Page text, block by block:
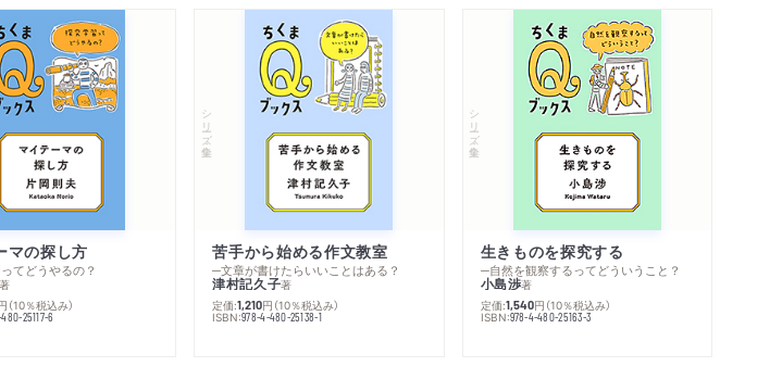
マの探し方
てどうやるの？
著
（10％税込み）
25117-6
シリーズ・全集
苦手から始める作文教室
─文章が書けたらいいことはある？
津村記久子著
定価:1,210円 （10％税込み）
ISBN:978-4-480-25138-1
シリーズ・全集
生きものを探究する
─自然を観察するってどういうこと？
小島渉著
定価:1,540円 （10％税込み）
ISBN:978-4-480-25163-3